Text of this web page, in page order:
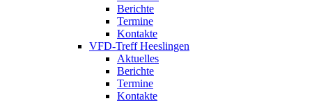
Berichte
Termine
Kontakte
VFD-Treff Heeslingen
Aktuelles
Berichte
Termine
Kontakte